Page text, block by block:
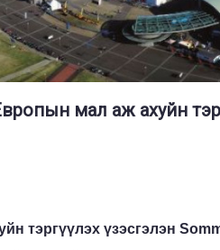
мал аж ахуйн
тэргүүлэх үзэсгэлэн